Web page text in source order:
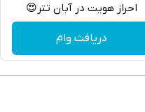
واتساپ
احراز هویت در آبان تتر😍
دریافت وام